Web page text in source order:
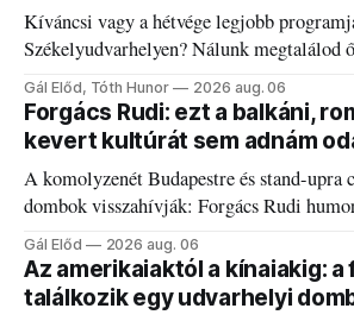
Kíváncsi vagy a hétvége legjobb
Székelyudvarhelyen? Nálunk megtalálod
a fogaddal, a fogorvosi ügyeletet is!
Gál Előd, Tóth Hunor 2026 aug. 06
Forgács Rudi: ezt a balkáni,
kevert kultúrát sem adnám
A komolyzenét Budapestre és stand-upra
dombok visszahívják: Forgács Rudi
és határokról.
Gál Előd 2026 aug. 06
Az amerikaiaktól a kínaiakig: a
találkozik egy udvarhelyi